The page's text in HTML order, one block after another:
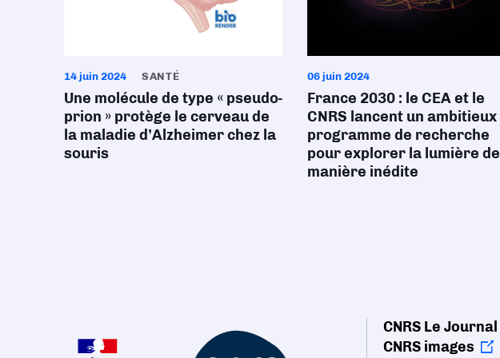
14 juin 2024 SANTÉ
Une molécule de type « pseudo-
prion » protège le cerveau de
la maladie d’Alzheimer chez la
souris
06 juin 2024
France 2030 : le CEA et le
CNRS lancent un ambitieux
programme de recherche
pour explorer la lumière de
manière inédite
CNRS Le Journal
CNRS images